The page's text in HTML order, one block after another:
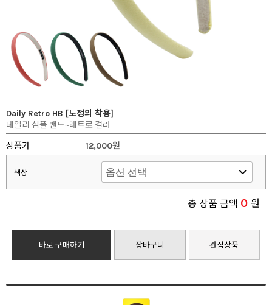
Daily Retro HB [노정의 착용]
데일리 심플 밴드~레트로 컬러
상품가
12,000원
색상
총 상품 금액 0 원
바로 구매하기 장바구니 관심상품